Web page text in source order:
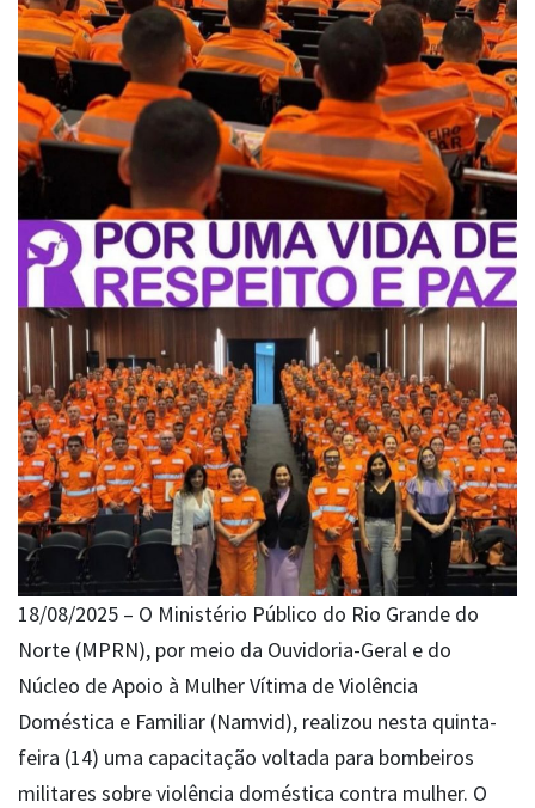
18/08/2025 – O Ministério Público do Rio Grande do
Norte (MPRN), por meio da Ouvidoria-Geral e do
Núcleo de Apoio à Mulher Vítima de Violência
Doméstica e Familiar (Namvid), realizou nesta quinta-
feira (14) uma capacitação voltada para bombeiros
militares sobre violência doméstica contra mulher. O